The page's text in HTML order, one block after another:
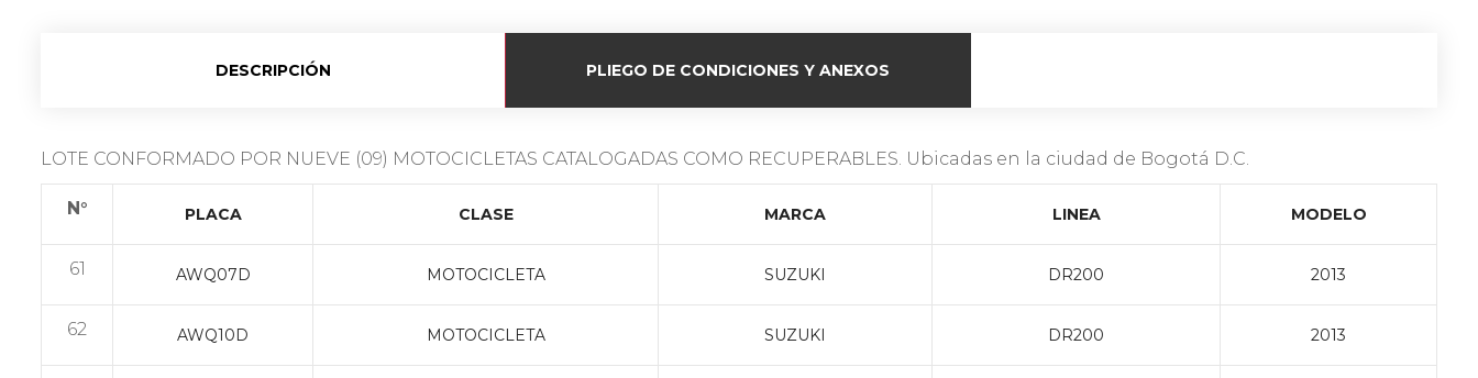
DESCRIPCIÓN PLIEGO DE CONDICIONES Y ANEXOS
LOTE CONFORMADO POR NUEVE (09) MOTOCICLETAS CATALOGADAS COMO RECUPERABLES. Ubicadas en la ciudad de Bogotá D.C.
N° PLACA CLASE MARCA LINEA MODELO
61 AWQ07D MOTOCICLETA SUZUKI DR200 2013
62 AWQ10D MOTOCICLETA SUZUKI DR200 2013